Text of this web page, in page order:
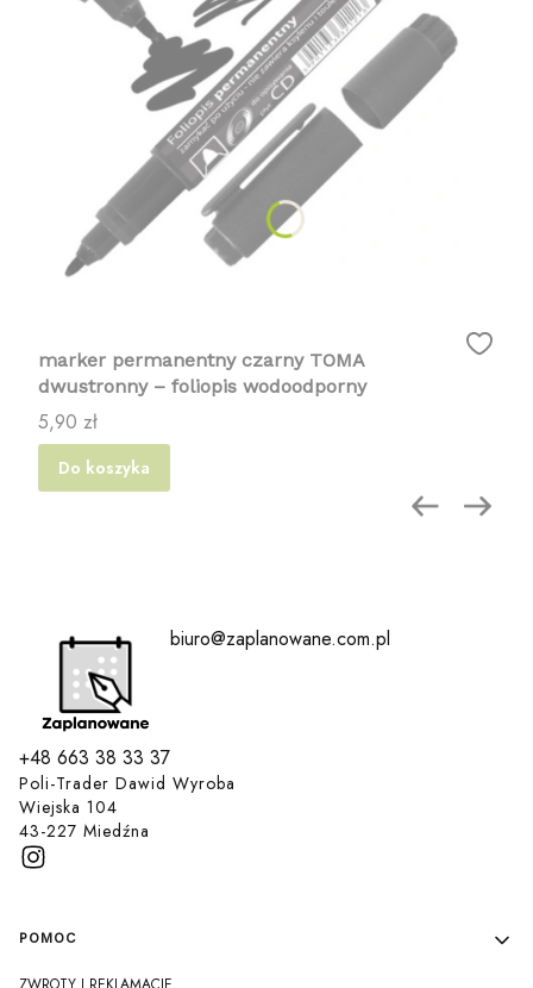
marker permanentny czarny TOMA
dwustronny – foliopis wodoodporny
Cena
5,90 zł
Do koszyka
+48 663 38 33 37
biuro@zaplanowane.com.pl
Poli-Trader Dawid Wyroba
Wiejska 104
43-227 Miedźna
Linki w stopce
POMOC